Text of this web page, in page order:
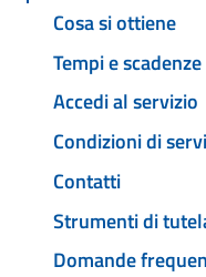
Cosa si ottiene
Tempi e scadenze
Accedi al servizio
Condizioni di
Contatti
Strumenti di
Domande